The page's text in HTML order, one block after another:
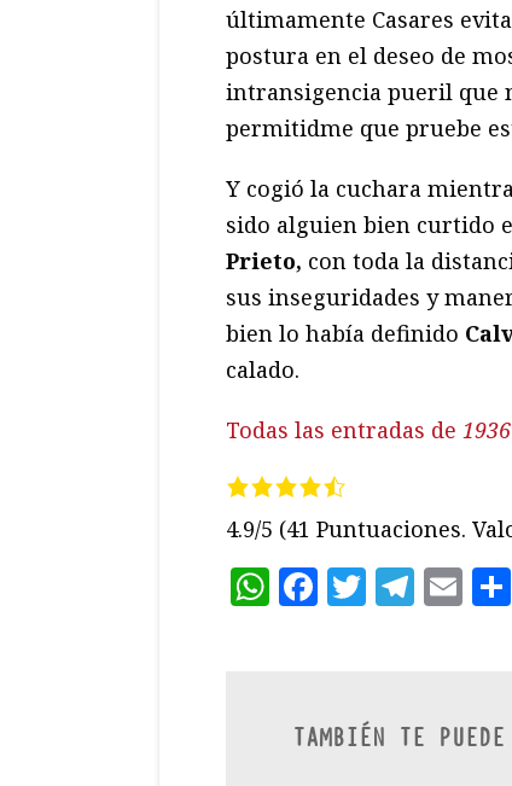
últimamente Casares
postura en el deseo de
intransigencia pueril que
permitidme que pruebe
Y cogió la cuchara
sido alguien bien curtido
Prieto, con toda la
sus inseguridades y
bien lo había definido
calado.
Todas las entradas de
4.9/5 (41 Puntuaciones.
WhatsApp
Facebook
Twitter
TAMBIÉN TE